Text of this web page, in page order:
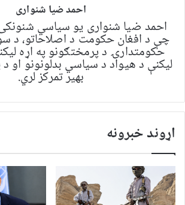
احمد ضیا شنواری
احمد ضیا شنواری یو سياسي
چې د افغان حکومت د اصلاحاتو، د
حکومتدارۍ د پرمختګونو په اړه
لیکنې د هیواد د سیاسي بدلونونو او د
بهیر تمرکز لري.
اړوند خبرونه